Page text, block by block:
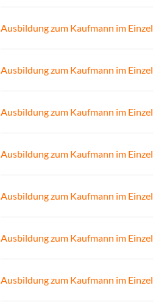
Ausbildung zum Kaufmann im
Ausbildung zum Kaufmann im
Ausbildung zum Kaufmann im
Ausbildung zum Kaufmann im
Ausbildung zum Kaufmann im
Ausbildung zum Kaufmann im
Ausbildung zum Kaufmann im